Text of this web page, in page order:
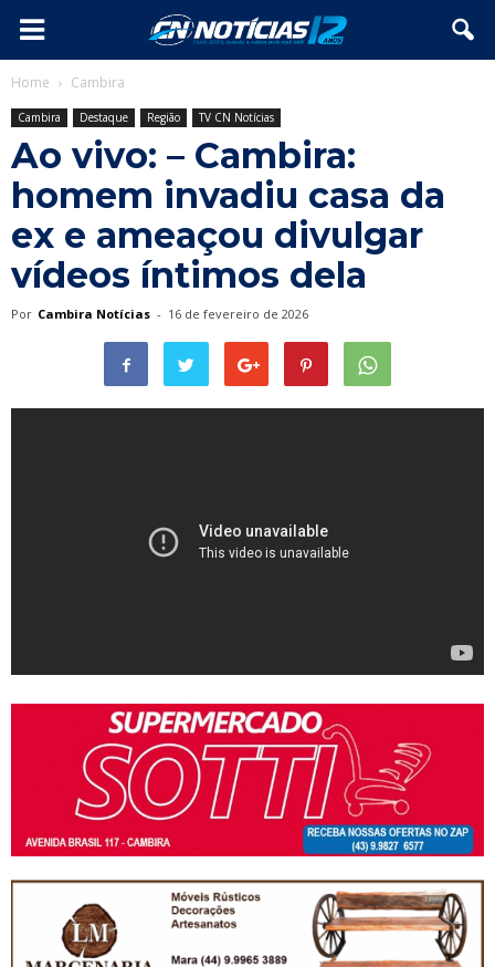
Home Cambira
Cambira Destaque Região TV CN Notícias
Ao vivo: – Cambira:
homem invadiu casa da
ex e ameaçou divulgar
vídeos íntimos dela
Por Cambira Notícias - 16 de fevereiro de 2026